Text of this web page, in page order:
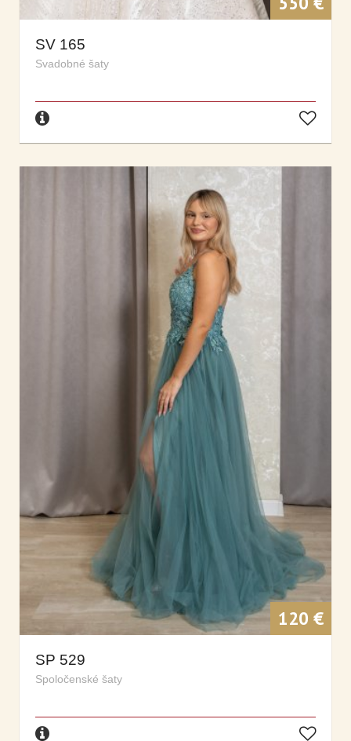
SV 165
Svadobné šaty
120 €
SP 529
Spoločenské šaty